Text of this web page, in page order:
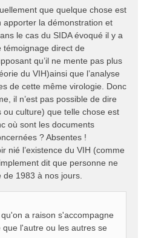
que quelque chose est
apporter la démonstration et
le cas du SIDA évoqué il y a
direct de
qu’il ne mente pas plus
du VIH)ainsi que l’analyse
de cette même virologie. Donc
il n’est pas possible de dire
culture) que telle chose est
où sont les documents
? Absentes !
nié l’existence du VIH (comme
dit que personne ne
de 1983 à nos jours.
a raison s'accompagne
l'autre ou les autres se